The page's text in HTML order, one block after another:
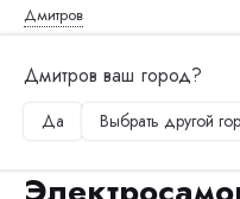
Дмитров
Дмитров ваш город?
Да Выбрать другой
Главная Электросамокаты